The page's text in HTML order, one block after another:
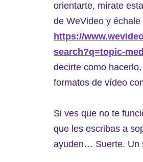
orientarte, mírate
de WeVideo y échale
https://
search?q=topic-
decirte como
formatos de vídeo
Si ves que no te
que les escribas a
ayuden… Suerte. Un